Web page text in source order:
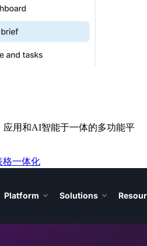
应用和AI智能于一体的多功能平
格一体化